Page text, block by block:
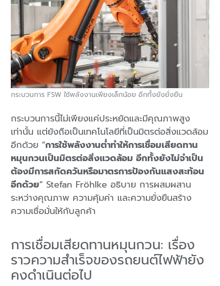
กระบวนการนี้ไม่เพียงแค่ประหยัดและมีคุณภาพสูง
เท่านั้น แต่ยังถือเป็นเทคโนโลยีที่เป็นมิตรต่อสิ่งแวดล้อม
อีกด้วย “การใช้พลังงานต่ำทำให้การเชื่อมเสียดทาน
หมุนกวนเป็นมิตรต่อสิ่งแวดล้อม อีกทั้งยังไม่จำเป็น
ต้องมีการสกัดควันหรือมาตรการป้องกันแสงสะท้อน
อีกด้วย” Stefan Fröhlke อธิบาย การผสมผสาน
ระหว่างคุณภาพ ความคุ้มค่า และความยั่งยืนสร้าง
ความเชื่อมั่นให้กับลูกค้า
กระบวนการ FSW ใช้พลังงานเพียงเล็กน้อย อีกทั้งยังยั่งยืน
การเชื่อมเสียดทานหมุนกวน: เรื่อง
ราวความสำเร็จของรถยนต์ไฟฟ้ายัง
คงดำเนินต่อไป